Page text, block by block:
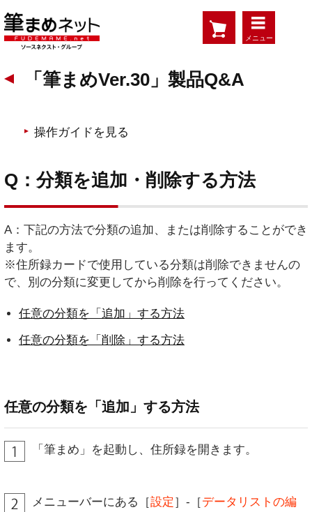
メニュー
「筆まめVer.30」製品Q&A
操作ガイドを見る
Q：分類を追加・削除する方法
A：下記の方法で分類の追加、または削除することができ
ます。
※住所録カードで使用している分類は削除できませんの
で、別の分類に変更してから削除を行ってください。
任意の分類を「追加」する方法
任意の分類を「削除」する方法
任意の分類を「追加」する方法
「筆まめ」を起動し、住所録を開きます。
メニューバーにある［設定 ］-［データリストの編